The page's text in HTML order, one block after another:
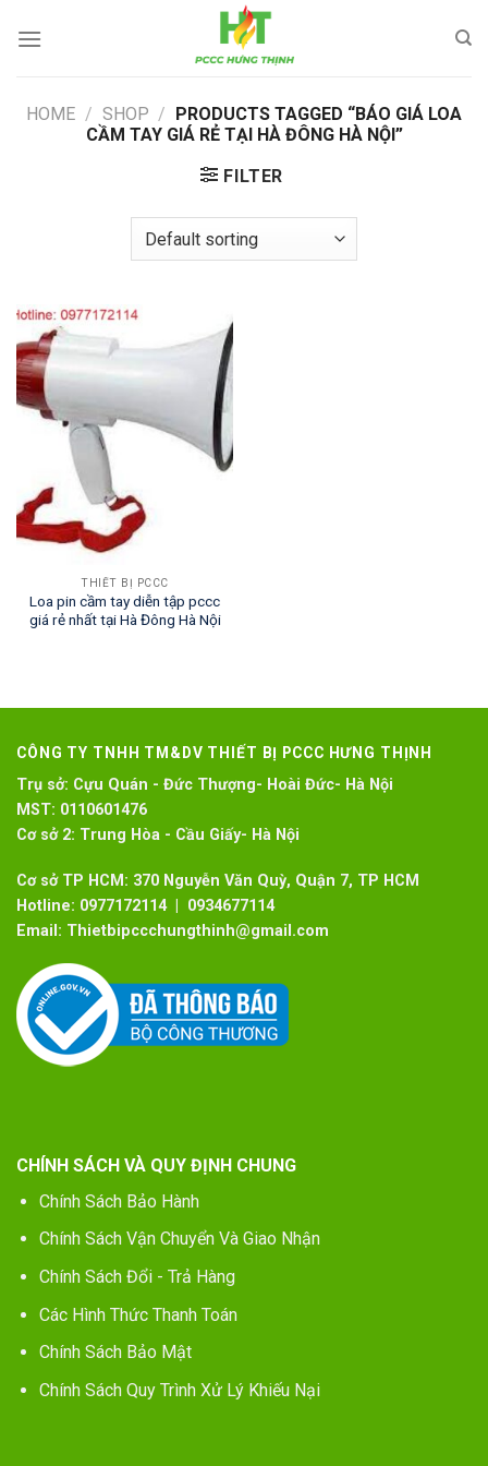
HOME / SHOP / PRODUCTS TAGGED “BÁO GIÁ LOA
CẦM TAY GIÁ RẺ TẠI HÀ ĐÔNG HÀ NỘI”
FILTER
THIẾT BỊ PCCC
Loa pin cầm tay diễn tập pccc
giá rẻ nhất tại Hà Đông Hà Nội
CÔNG TY TNHH TM&DV THIẾT BỊ PCCC HƯNG THỊNH
Trụ sở: Cựu Quán - Đức Thượng- Hoài Đức- Hà Nội
MST: 0110601476
Cơ sở 2: Trung Hòa - Cầu Giấy- Hà Nội
Cơ sở TP HCM: 370 Nguyễn Văn Quỳ, Quận 7, TP HCM
Hotline: 0977172114 | 0934677114
Email: Thietbipccchungthinh@gmail.com
CHÍNH SÁCH VÀ QUY ĐỊNH CHUNG
Chính Sách Bảo Hành
Chính Sách Vận Chuyển Và Giao Nhận
Chính Sách Đổi - Trả Hàng
Các Hình Thức Thanh Toán
Chính Sách Bảo Mật
Chính Sách Quy Trình Xử Lý Khiếu Nại